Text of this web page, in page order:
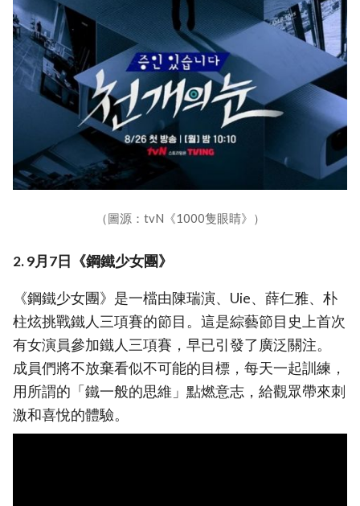
（圖源：tvN《1000隻眼睛》）
2. 9月7日《鋼鐵少女團》
《鋼鐵少女團》是一檔由陳瑞演、Uie、薛仁雅、朴
柱炫挑戰鐵人三項賽的節目。這是綜藝節目史上首次
有女演員參加鐵人三項賽，早已引發了廣泛關注。
成員們將不放棄看似不可能的目標，每天一起訓練，
用所謂的「鐵一般的思維」點燃意志，給觀眾帶來刺
激和喜悅的體驗。